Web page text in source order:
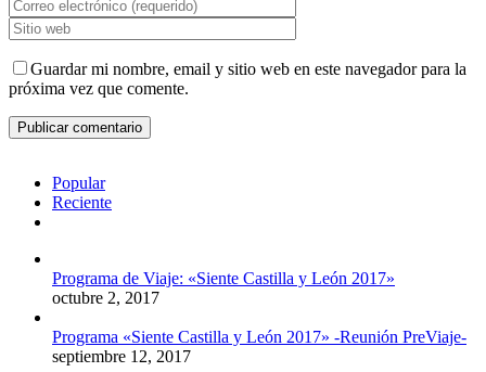
Guardar mi nombre, email y sitio web en este navegador para la
próxima vez que comente.
Popular
Reciente
Programa de Viaje: «Siente Castilla y León 2017»
octubre 2, 2017
Programa «Siente Castilla y León 2017» -Reunión PreViaje-
septiembre 12, 2017